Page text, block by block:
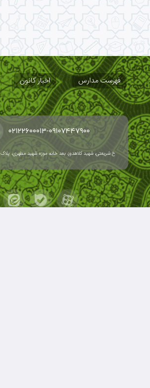
فهرست مدارس اخبار کانون
خ شریعتی، شهید کلاهدوز، بعد خانه موزه شهید مطهری، پلاک ۴۰۱
۰۹۱۰۷۴۴۷۹۰۰-۰۲۱۲۲۶۰۰۰۱۳